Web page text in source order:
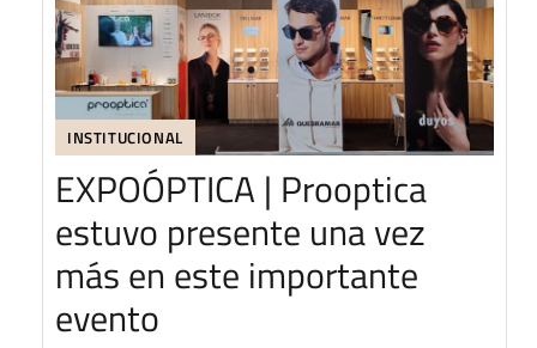
INSTITUCIONAL
EXPOÓPTICA | Prooptica
estuvo presente una vez
más en este importante
evento